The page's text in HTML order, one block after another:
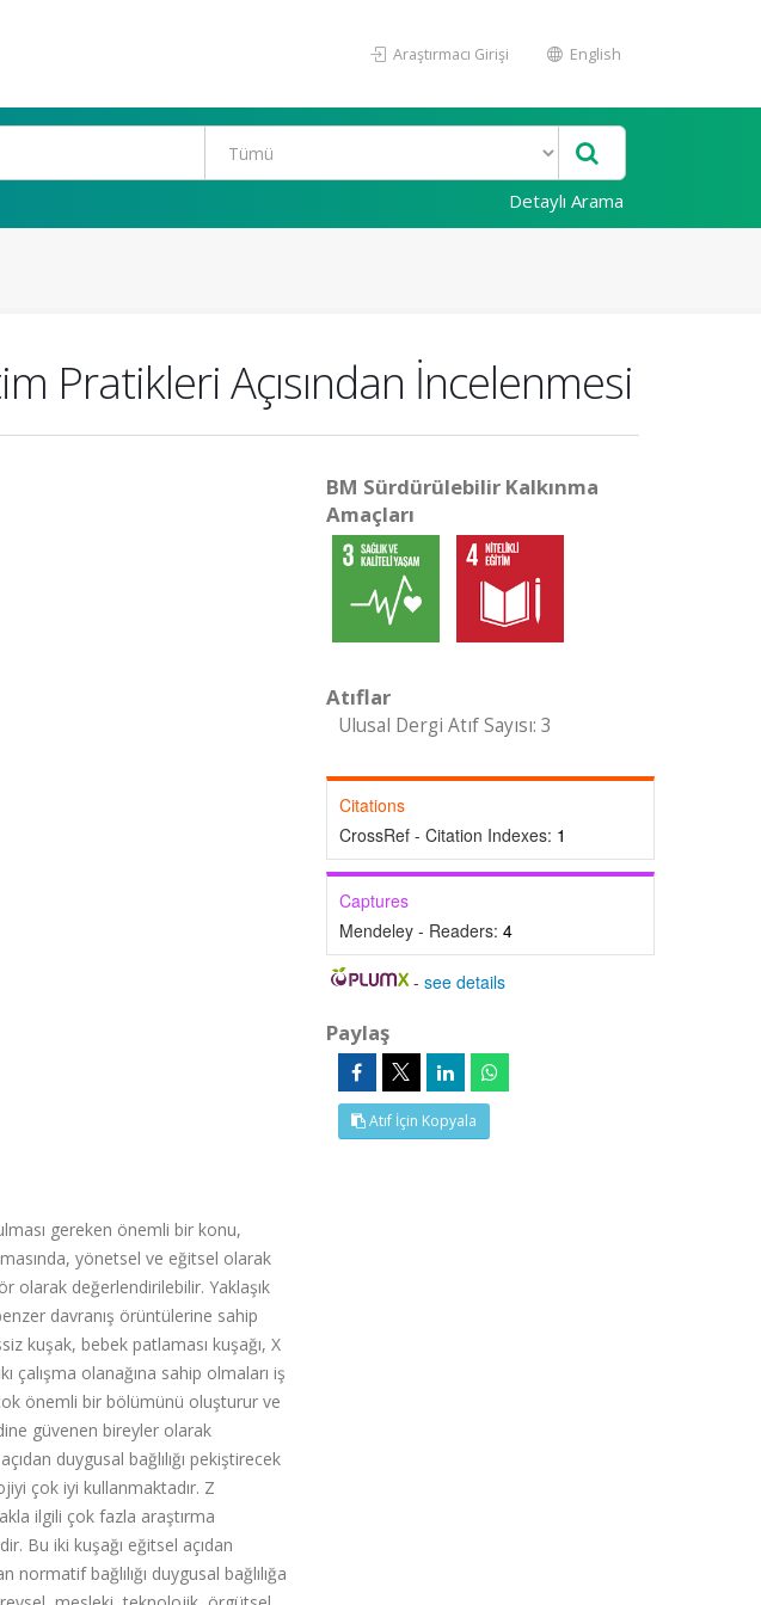
Araştırmacı Girişi English
Detaylı Arama
Pratikleri Açısından İncelenmesi
gereken önemli bir konu,
yönetsel ve eğitsel olarak
olarak değerlendirilebilir. Yaklaşık
davranış örüntülerine sahip
kuşak, bebek patlaması kuşağı, X
çalışma olanağına sahip olmaları iş
önemli bir bölümünü oluşturur ve
güvenen bireyler olarak
duygusal bağlılığı pekiştirecek
çok iyi kullanmaktadır. Z
ilgili çok fazla araştırma
Bu iki kuşağı eğitsel açıdan
bağlılığı duygusal bağlılığa
BM Sürdürülebilir Kalkınma
Amaçları
Atıflar
Ulusal Dergi Atıf Sayısı: 3
Citations
CrossRef - Citation Indexes: 1
Captures
Mendeley - Readers: 4
-see details
Paylaş
Atıf İçin Kopyala